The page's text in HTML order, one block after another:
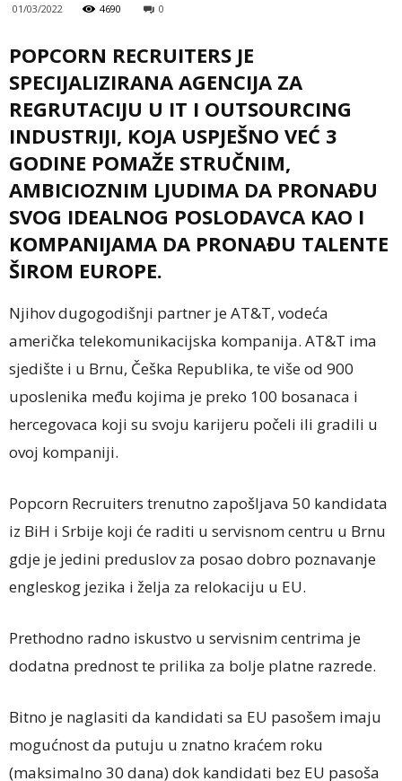
01/03/2022 4690 0
POPCORN RECRUITERS JE
SPECIJALIZIRANA AGENCIJA ZA
REGRUTACIJU U IT I OUTSOURCING
INDUSTRIJI, KOJA USPJEŠNO VEĆ 3
GODINE POMAŽE STRUČNIM,
AMBICIOZNIM LJUDIMA DA PRONAĐU
SVOG IDEALNOG POSLODAVCA KAO I
KOMPANIJAMA DA PRONAĐU TALENTE
ŠIROM EUROPE.
Njihov dugogodišnji partner je AT&T, vodeća
američka telekomunikacijska kompanija. AT&T ima
sjedište i u Brnu, Češka Republika, te više od 900
uposlenika među kojima je preko 100 bosanaca i
hercegovaca koji su svoju karijeru počeli ili gradili u
ovoj kompaniji.
Popcorn Recruiters trenutno zapošljava 50 kandidata
iz BiH i Srbije koji će raditi u servisnom centru u Brnu
gdje je jedini preduslov za posao dobro poznavanje
engleskog jezika i želja za relokaciju u EU.
Prethodno radno iskustvo u servisnim centrima je
dodatna prednost te prilika za bolje platne razrede.
Bitno je naglasiti da kandidati sa EU pasošem imaju
mogućnost da putuju u znatno kraćem roku
(maksimalno 30 dana) dok kandidati bez EU pasoša